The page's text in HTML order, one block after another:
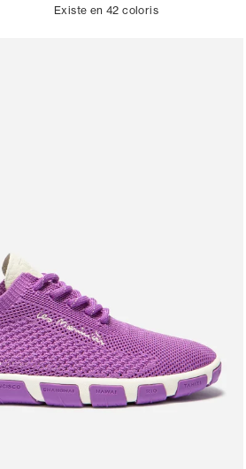
Existe en 42 coloris